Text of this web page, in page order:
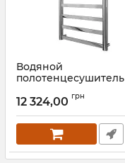
Водяной
полотенцесушитель
770х540/500
Артикул:1.7.044595.P
12 324,00 грн